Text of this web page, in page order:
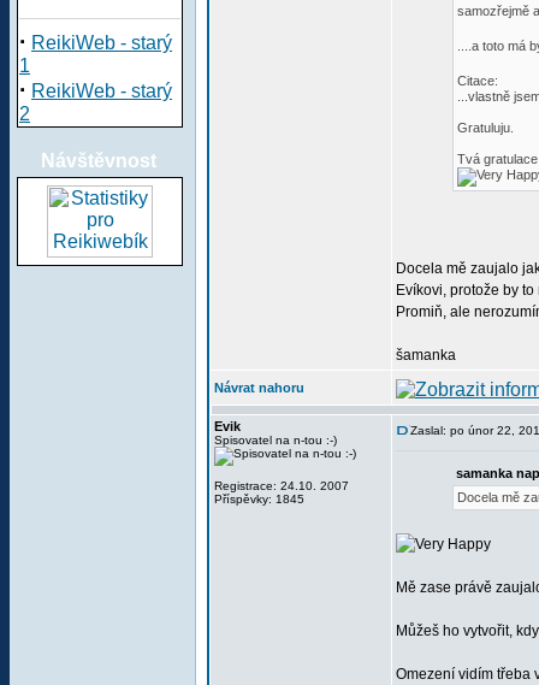
· ReikiWeb - starý
1
· ReikiWeb - starý
2
Návštěvnost
samozřejmě
....a toto má
Citace:
...vlastně
Gratuluju.
Tvá
Docela mě zaujalo
Evíkovi, protože by
Promiň, ale
šamanka
Návrat nahoru
Evik
Spisovatel na n-tou :-)
Registrace: 24.10. 2007
Příspěvky: 1845
Zaslal: po únor 22,
samanka
Docela mě
Mě zase právě
Můžeš ho vytvořit,
Omezení vidím třeba